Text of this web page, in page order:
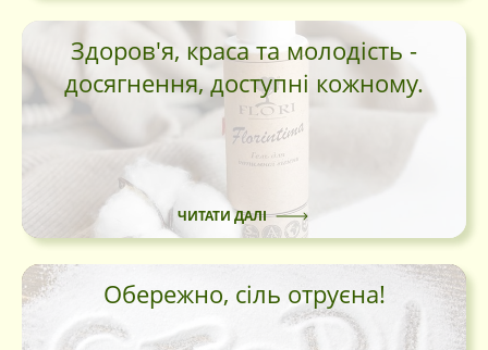
Здоров'я, краса та молодість -
досягнення, доступні кожному.
ЧИТАТИ ДАЛІ
Обережно, сіль отруєна!